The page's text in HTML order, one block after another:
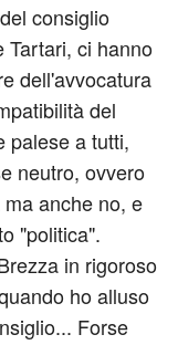
consiglio
Tartari, ci hanno
dell'avvocatura
del
palese a tutti,
neutro, ovvero
anche no, e
"politica".
in rigoroso
ho alluso
Forse